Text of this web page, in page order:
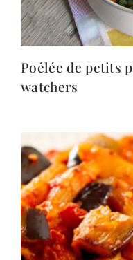
Poêlée de petits
watchers